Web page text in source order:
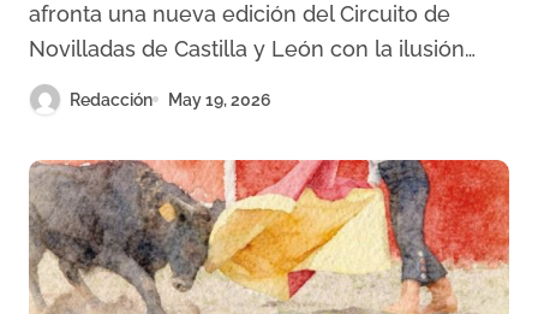
afronta una nueva edición del Circuito de
Novilladas de Castilla y León con la ilusión…
Redacción May 19, 2026